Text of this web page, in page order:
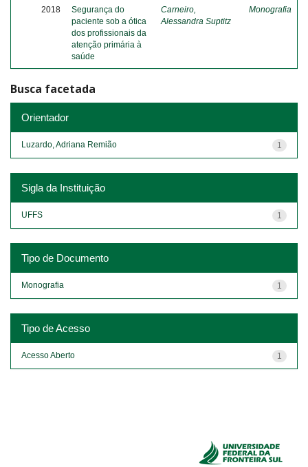
2018
Segurança do
paciente sob a ótica
dos profissionais da
atenção primária à
saúde
Carneiro,
Alessandra Suptitz
Monografia
Busca facetada
Orientador
1
Luzardo, Adriana Remião
Sigla da Instituição
1
UFFS
Tipo de Documento
1
Monografia
Tipo de Acesso
1
Acesso Aberto